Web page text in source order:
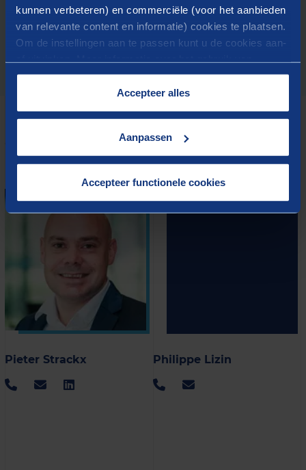
kunnen verbeteren) en commerciële (voor het aanbieden
van relevante content en informatie) cookies te plaatsen.
Om de instellingen aan te passen kunt u de cookies aan-
cookies op onze website treft u in onze
Accepteer alles
Aanpassen
Accepteer functionele cookies
Contactez nos conseillers
Pieter Strackx Philippe Lizin